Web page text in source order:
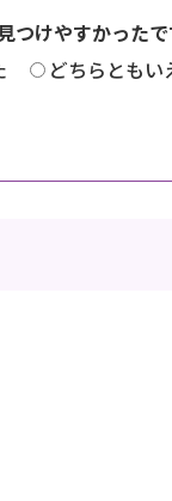
つけやすかったで
どちらともい